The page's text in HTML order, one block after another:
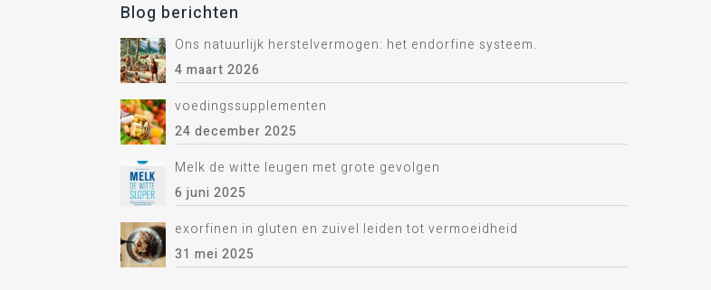
Blog berichten
Ons natuurlijk herstelvermogen: het endorfine systeem.
4 maart 2026
voedingssupplementen
24 december 2025
Melk de witte leugen met grote gevolgen
6 juni 2025
exorfinen in gluten en zuivel leiden tot vermoeidheid
31 mei 2025